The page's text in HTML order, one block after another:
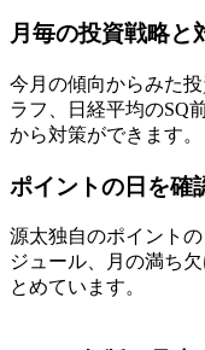
月毎の投資戦略と
今月の傾向からみた
ラフ、日経平均のSQ
から対策ができます。
ポイントの日を確
源太独自のポイント
ジュール、月の満ち
とめています。